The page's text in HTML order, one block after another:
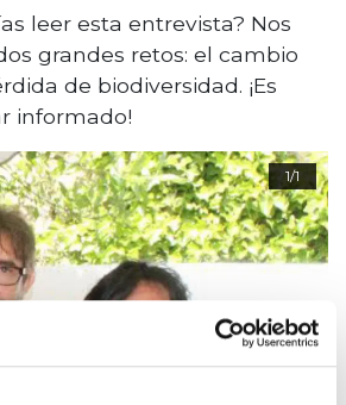
leer esta entrevista? Nos
grandes retos: el cambio
de biodiversidad. ¡Es
informado!
1/1